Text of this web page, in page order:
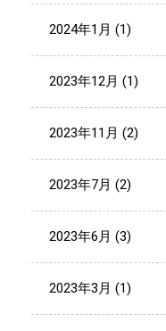
2024年1月 (1)
2023年12月 (1)
2023年11月 (2)
2023年7月 (2)
2023年6月 (3)
2023年3月 (1)